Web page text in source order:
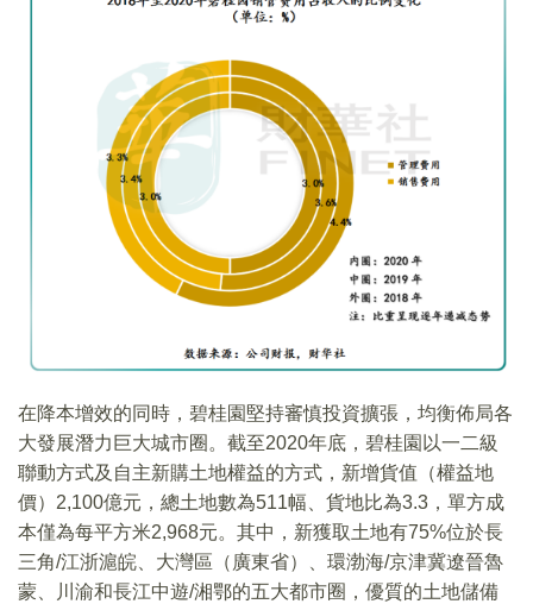
在降本增效的同時，碧桂園堅持審慎投資擴張，均衡佈局各
大發展潛力巨大城市圈。截至2020年底，碧桂園以一二級
聯動方式及自主新購土地權益的方式，新增貨值（權益地
價）2,100億元，總土地數為511幅、貨地比為3.3，單方成
本僅為每平方米2,968元。其中，新獲取土地有75%位於長
三角/江浙滬皖、大灣區（廣東省）、環渤海/京津冀遼晉魯
蒙、川渝和長江中遊/湘鄂的五大都市圈，優質的土地儲備